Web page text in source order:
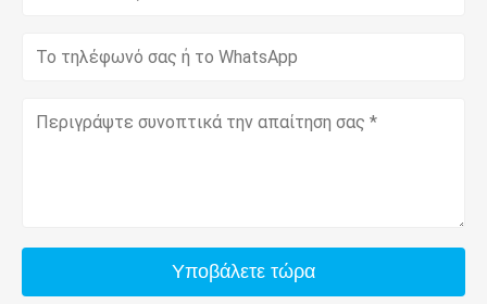
Υποβάλετε τώρα